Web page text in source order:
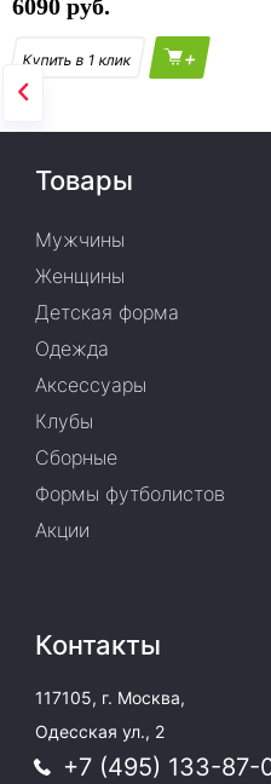
6090
+
Товары
Мужчины
Женщины
Детская форма
Одежда
Аксессуары
Клубы
Сборные
Формы футболистов
Акции
Контакты
117105, г. Москва,
Одесская ул., 2
+7 (495) 133-87-